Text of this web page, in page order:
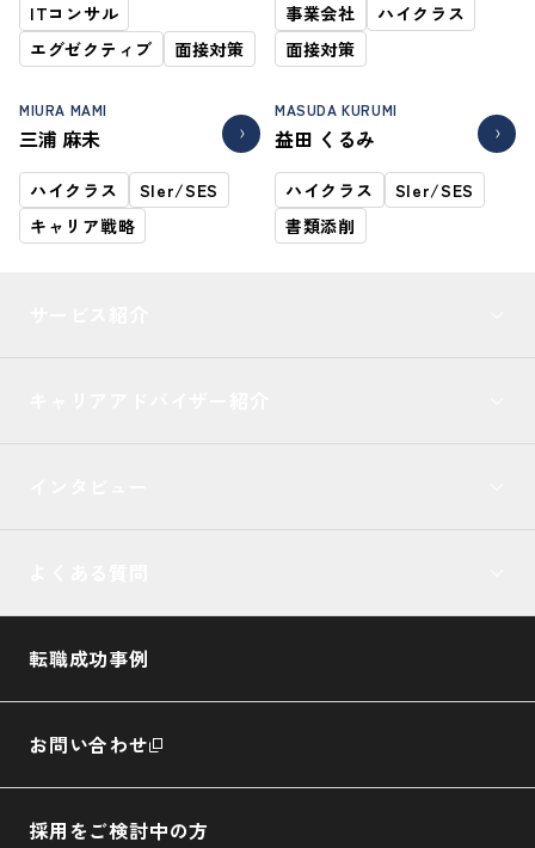
ITコンサル
エグゼクティブ
面接対策
事業会社
ハイクラス
面接対策
MIURA MAMI
三浦 麻未
ハイクラス
SIer/SES
キャリア戦略
MASUDA KURUMI
益田 くるみ
ハイクラス
SIer/SES
書類添削
転職成功事例
お問い合わせ
採用をご検討中の方